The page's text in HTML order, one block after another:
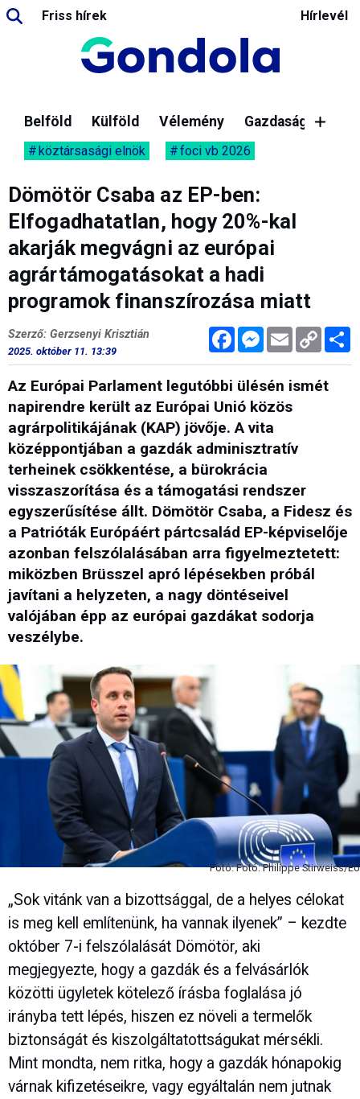
Friss hírek Hírlevél
Belföld Külföld Vélemény Gazdaság
köztársasági elnök foci vb 2026
Dömötör Csaba az EP-ben:
Elfogadhatatlan, hogy 20%-kal
akarják megvágni az európai
agrártámogatásokat a hadi
programok finanszírozása miatt
FacebookMessenger
Email Copy
Link
Szerző: Gerzsenyi Krisztián
2025. október 11. 13:39
Az Európai Parlament legutóbbi ülésén ismét
napirendre került az Európai Unió közös
agrárpolitikájának (KAP) jövője. A vita
középpontjában a gazdák adminisztratív
terheinek csökkentése, a bürokrácia
visszaszorítása és a támogatási rendszer
egyszerűsítése állt. Dömötör Csaba, a Fidesz és
a Patrióták Európáért pártcsalád EP-képviselője
azonban felszólalásában arra figyelmeztetett:
miközben Brüsszel apró lépésekben próbál
javítani a helyzeten, a nagy döntéseivel
valójában épp az európai gazdákat sodorja
veszélybe.
Fotó: Fotó: Philippe Stirweiss/EU
„Sok vitánk van a bizottsággal, de a helyes célokat
is meg kell említenünk, ha vannak ilyenek” – kezdte
október 7-i felszólalását Dömötör, aki
megjegyezte, hogy a gazdák és a felvásárlók
közötti ügyletek kötelező írásba foglalása jó
irányba tett lépés, hiszen ez növeli a termelők
biztonságát és kiszolgáltatottságukat mérsékli.
Mint mondta, nem ritka, hogy a gazdák hónapokig
várnak kifizetéseikre, vagy egyáltalán nem jutnak